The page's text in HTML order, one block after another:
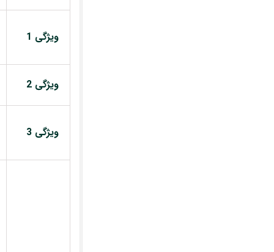
ویژگی 1
ویژگی 2
ویژگی 3